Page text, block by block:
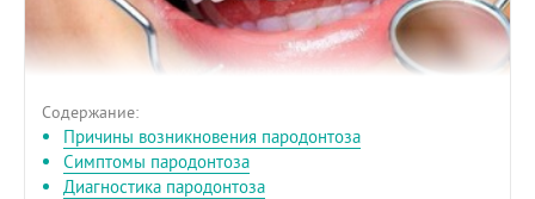
Содержание:
Причины возникновения пародонтоза
Симптомы пародонтоза
Диагностика пародонтоза